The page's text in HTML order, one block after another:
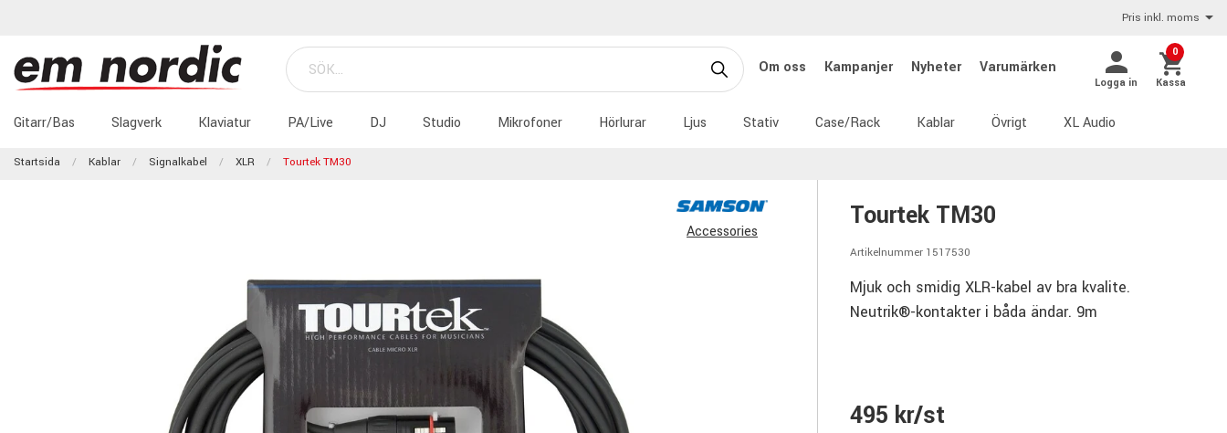
Pris inkl. moms
Om oss Kampanjer Nyheter Varumärken
Logga in
0
Kassa
Gitarr/Bas Slagverk Klaviatur PA/Live DJ Studio Mikrofoner Hörlurar Ljus Stativ Case/Rack Kablar Övrigt XL Audio
Startsida Kablar Signalkabel XLR Tourtek TM30
Accessories Tourtek TM30
Artikelnummer 1517530
Mjuk och smidig XLR-kabel av bra kvalite.
Neutrik®-kontakter i båda ändar. 9m
495 kr/st